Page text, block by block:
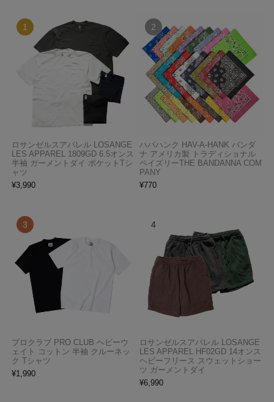
ロサンゼルスアパレル LOSANGE
LES APPAREL 1809GD 6.5オンス
半袖 ガーメントダイ ポケットTシ
ャツ
¥3,990
ハバハンク HAV-A-HANK バンダ
ナ アメリカ製 トラディショナル
ペイズリーTHE BANDANNA COM
PANY
¥770
プロクラブ PRO CLUB ヘビーウ
ェイト コットン 半袖 クルーネッ
ク Tシャツ
¥1,990
ロサンゼルスアパレル LOSANGE
LES APPAREL HF02GD 14オンス
ヘビーフリース スウェットショー
ツ ガーメントダイ
¥6,990